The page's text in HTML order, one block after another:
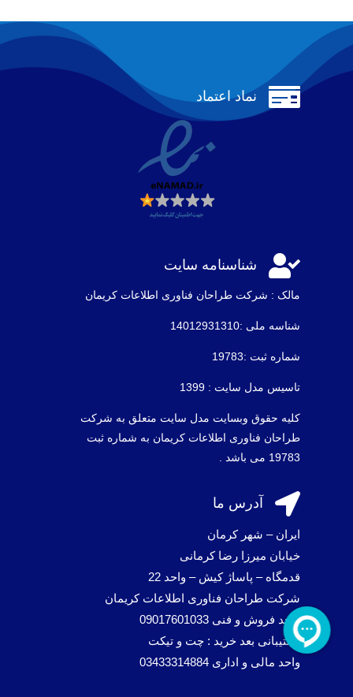
 نماد اعتماد
 شناسنامه سایت
مالک : شرکت طراحان فناوری اطلاعات كريمان
شناسه ملی :14012931310
شماره ثبت :19783
تاسیس مدل سایت : 1399
کلیه حقوق وبسایت مدل سایت متعلق به شرکت
طراحان فناوری اطلاعات کریمان به شماره ثبت
19783 می باشد .
 آدرس ما
ایران – شهر کرمان
خیابان میرزا رضا کرمانی
قدمگاه – پاساژ کیش – واحد 22
شرکت طراحان فناوری اطلاعات کریمان
واحد فروش و فنی 09017601033
پشتیبانی بعد خرید : چت و تیکت
واحد مالی و اداری 03433314884